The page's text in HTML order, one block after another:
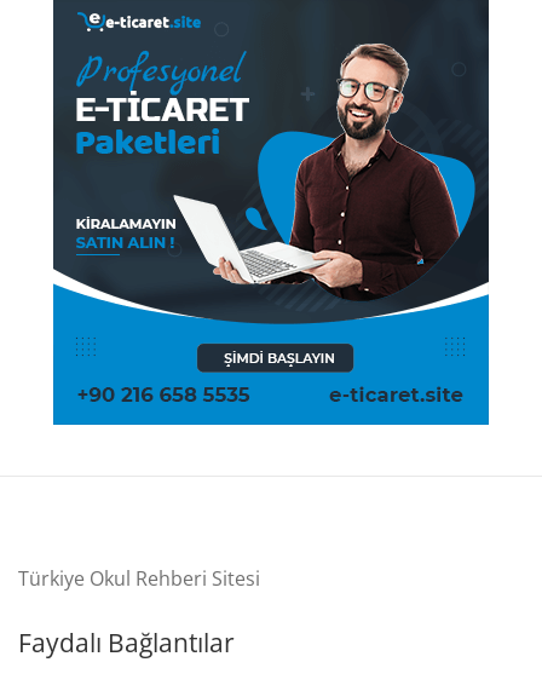
Türkiye Okul Rehberi Sitesi
Faydalı Bağlantılar